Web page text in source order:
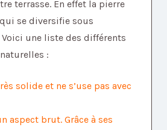
terrasse. En effet la pierre
se diversifie sous
une liste des différents
:
solide et ne s’use pas avec
aspect brut. Grâce à ses